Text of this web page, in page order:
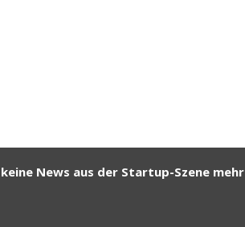
News aus der Startup-Szene mehr